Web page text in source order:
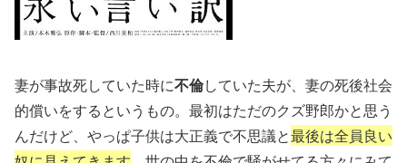
妻が事故死していた時に不倫していた夫が、妻の死後社会
的償いをするというもの。最初はただのクズ野郎かと思う
んだけど、やっぱ子供は大正義で不思議と最後は全員良い